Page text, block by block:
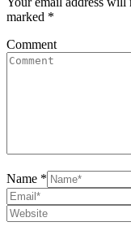
marked *
Comment
Name *